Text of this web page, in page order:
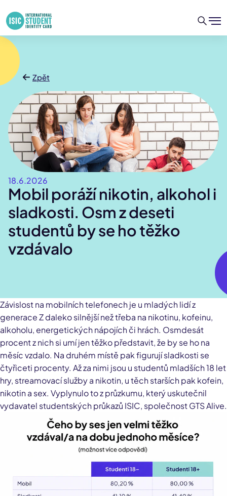
Zpět
18.6.2026
Mobil poráží nikotin, alkohol i
sladkosti. Osm z deseti
studentů by se ho těžko
vzdávalo
Závislost na mobilních telefonech je u mladých lidí z
generace Z daleko silnější než třeba na nikotinu, kofeinu,
alkoholu, energetických nápojích či hrách. Osmdesát
procent z nich si umí jen těžko představit, že by se ho na
měsíc vzdalo. Na druhém místě pak figurují sladkosti se
čtyřiceti procenty. Až za nimi jsou u studentů mladších 18 let
hry, streamovací služby a nikotin, u těch starších pak kofein,
nikotin a sex. Vyplynulo to z průzkumu, který uskutečnil
vydavatel studentských průkazů ISIC, společnost GTS Alive.